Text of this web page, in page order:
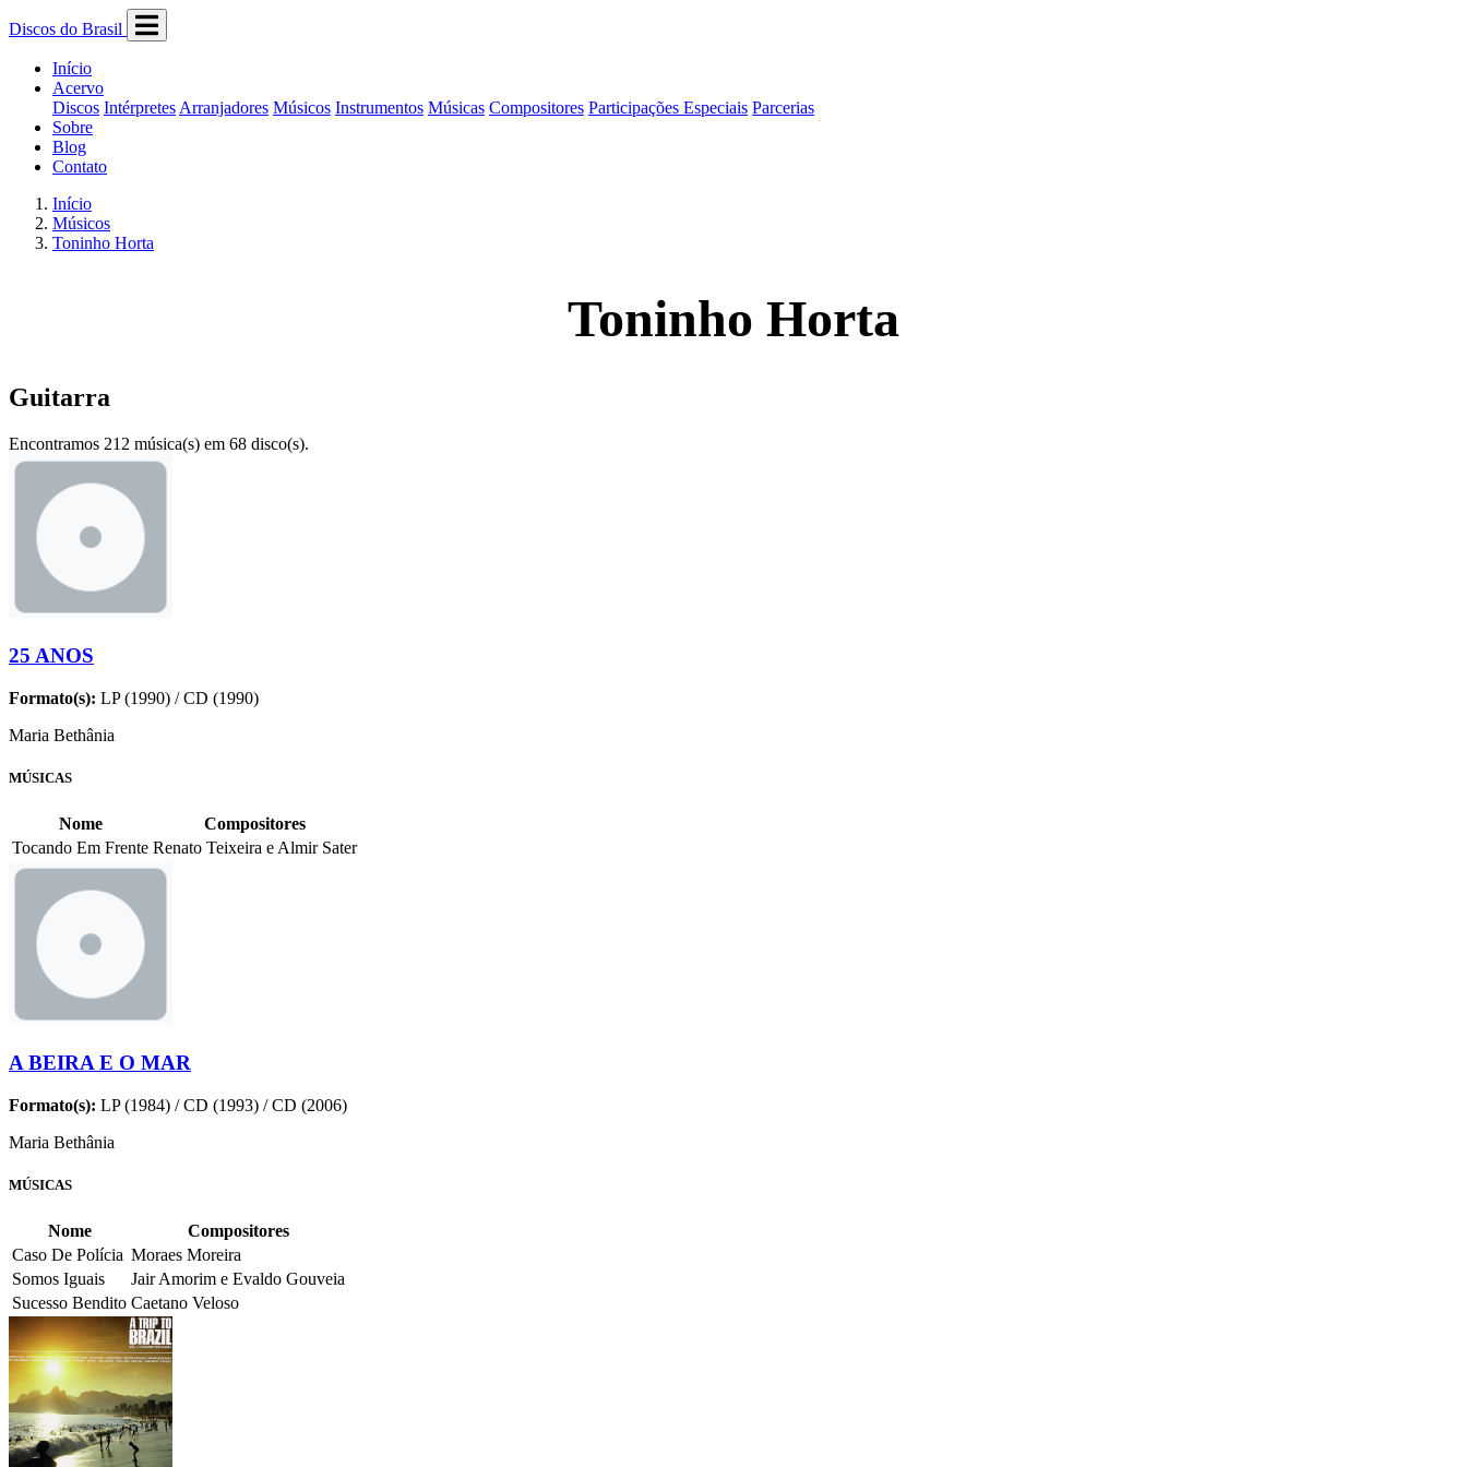
Discos do Brasil
Início
Acervo
Discos Intérpretes Arranjadores Músicos Instrumentos Músicas Compositores Participações Especiais Parcerias
Sobre
Blog
Contato
Início
Músicos
Toninho Horta
Toninho Horta
Guitarra
Encontramos 212 música(s) em 68 disco(s).
25 ANOS
Formato(s): LP (1990) / CD (1990)
Maria Bethânia
MÚSICAS
Nome
Compositores
Tocando Em Frente Renato Teixeira e Almir Sater
A BEIRA E O MAR
Formato(s): LP (1984) / CD (1993) / CD (2006)
Maria Bethânia
MÚSICAS
Nome
Compositores
Caso De Polícia Moraes Moreira
Somos Iguais
Jair Amorim e Evaldo Gouveia
Sucesso Bendito Caetano Veloso